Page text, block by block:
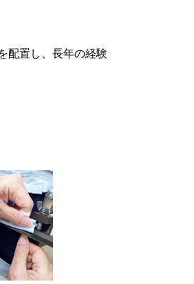
配置し、長年の経験